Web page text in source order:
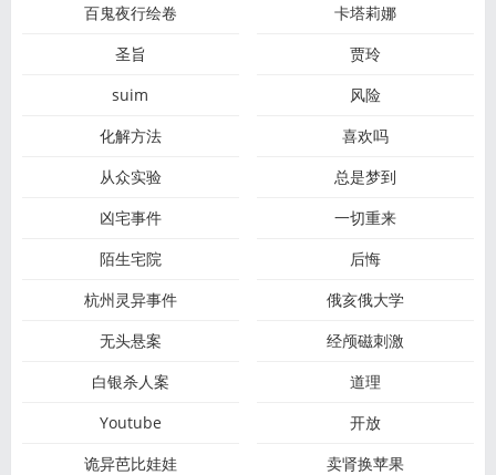
百鬼夜行绘卷
卡塔莉娜
圣旨
贾玲
suim
风险
化解方法
喜欢吗
从众实验
总是梦到
凶宅事件
一切重来
陌生宅院
后悔
杭州灵异事件
俄亥俄大学
无头悬案
经颅磁刺激
白银杀人案
道理
Youtube
开放
诡异芭比娃娃
卖肾换苹果